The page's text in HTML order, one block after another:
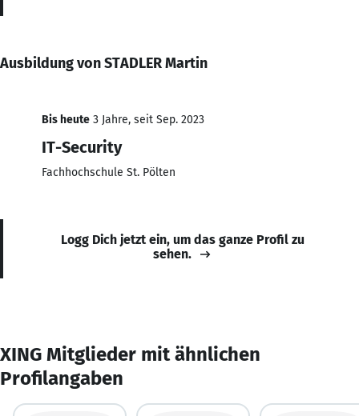
Ausbildung von STADLER Martin
Bis heute 3 Jahre, seit Sep. 2023
IT-Security
Fachhochschule St. Pölten
Logg Dich jetzt ein, um das ganze Profil zu
sehen.
XING Mitglieder mit ähnlichen
Profilangaben